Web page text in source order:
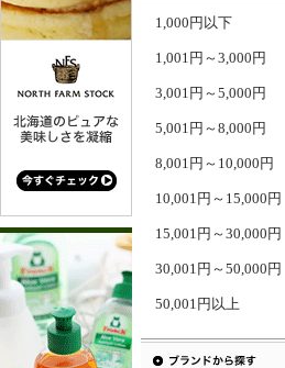
1,000円以下
1,001円～3,000円
3,001円～5,000円
5,001円～8,000円
8,001円～10,000円
10,001円～15,000円
15,001円～30,000円
30,001円～50,000円
50,001円以上